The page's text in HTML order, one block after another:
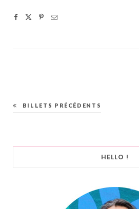
BILLETS PRÉCÉDENTS
HELLO !